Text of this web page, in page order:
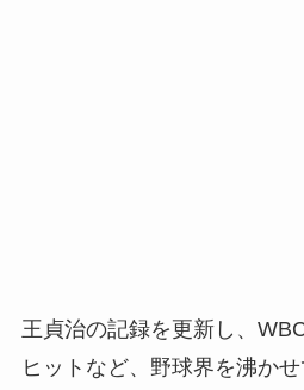
王貞治の記録を更新し、
ヒットなど、野球界を沸か